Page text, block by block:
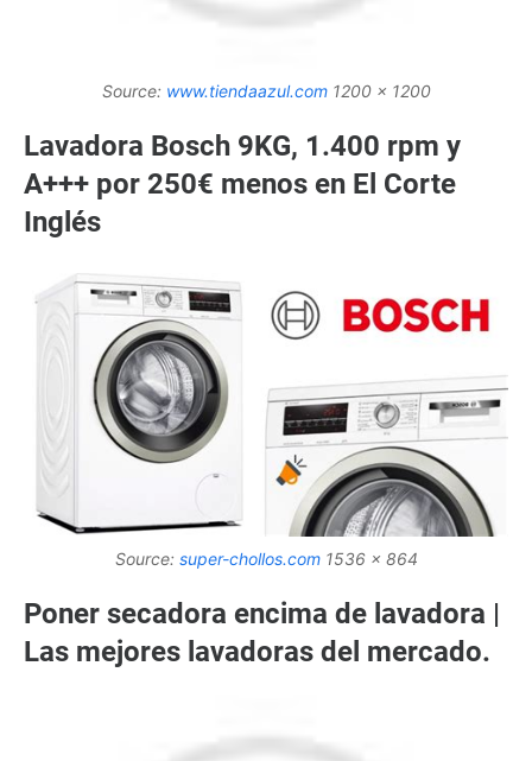
Source: www.tiendaazul.com1200 x 1200
Lavadora Bosch 9KG, 1.400 rpm y
A+++ por 250€ menos en El Corte
Inglés
Source: super-chollos.com1536 x 864
Poner secadora encima de lavadora |
Las mejores lavadoras del mercado.